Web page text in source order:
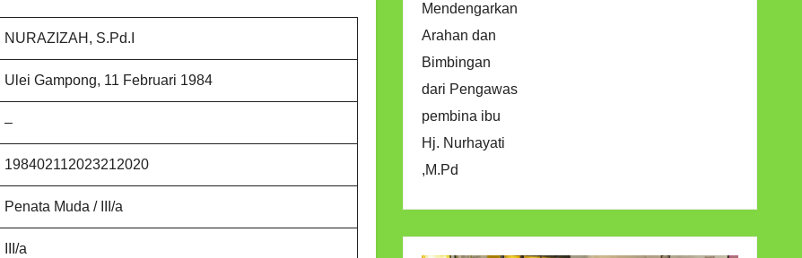
NURAZIZAH, S.Pd.I
Ulei Gampong, 11 Februari 1984
–
198402112023212020
Penata Muda / III/a
III/a
Mendengarkan
Arahan dan
Bimbingan
dari Pengawas
pembina ibu
Hj. Nurhayati
,M.Pd